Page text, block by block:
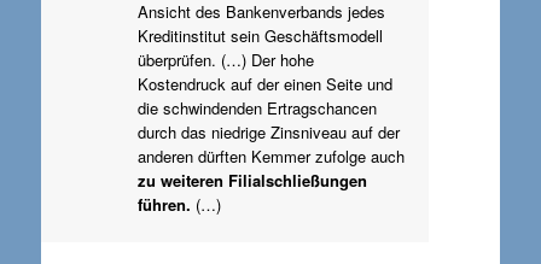
Ansicht des Bankenverbands jedes
Kreditinstitut sein Geschäftsmodell
überprüfen. (…) Der hohe
Kostendruck auf der einen Seite und
die schwindenden Ertragschancen
durch das niedrige Zinsniveau auf der
anderen dürften Kemmer zufolge auch
zu weiteren Filialschließungen
führen. (…)